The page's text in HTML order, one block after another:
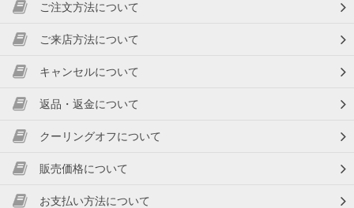
ご注文方法について
ご来店方法について
キャンセルについて
返品・返金について
クーリングオフについて
販売価格について
お支払い方法について